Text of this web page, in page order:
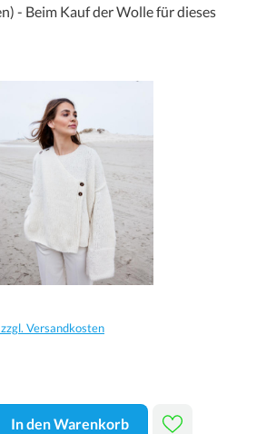
- Beim Kauf der Wolle für dieses
Versandkosten
In den Warenkorb